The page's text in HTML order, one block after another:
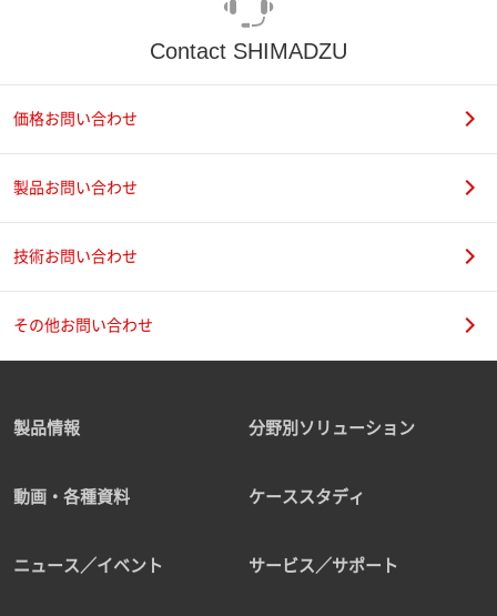
Contact SHIMADZU
価格お問い合わせ
製品お問い合わせ
技術お問い合わせ
その他お問い合わせ
製品情報 分野別ソリューション
動画・各種資料 ケーススタディ
ニュース／イベント サービス／サポート